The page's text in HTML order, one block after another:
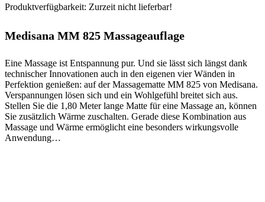
Produktverfügbarkeit: Zurzeit nicht lieferbar!
Medisana MM 825 Massageauflage
Eine Massage ist Entspannung pur. Und sie lässt sich längst dank
technischer Innovationen auch in den eigenen vier Wänden in
Perfektion genießen: auf der Massagematte MM 825 von Medisana.
Verspannungen lösen sich und ein Wohlgefühl breitet sich aus.
Stellen Sie die 1,80 Meter lange Matte für eine Massage an, können
Sie zusätzlich Wärme zuschalten. Gerade diese Kombination aus
Massage und Wärme ermöglicht eine besonders wirkungsvolle
Anwendung…